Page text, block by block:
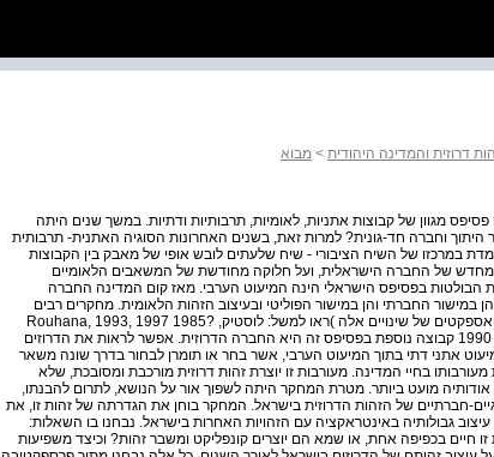
דרוזית והמדינה היהודית > מבוא
מגוון של קבוצות אתניות, לאומיות, תרבותיות ודתיות. במשך שנים היתה
היתוך וחברה חד-גונית? למרות זאת, בשנים האחרונות הסוגיה האתנית- תרבותית
במרכזו של השיח הציבורי - שיח שלעתים לובש אופי של מאבק בין הקבוצות
מחדש של החברה הישראלית, ועל חלוקה מחודשת של המשאבים הלאומיים
אחת הקבוצות הבולטות בפסיפס הישראלי הינה המיעוט הערבי. מאז קום המדינה החברה
במישור החברתי והן במישור הפוליטי ובעיצוב הזהות הלאומית. מחקרים רבים
נכתבו בנושא ובחנו את שלל האספקטים של שינויים אלה )ראו למשל: לוסטיק, ?1985 1997 ,1993 ,Rouhana
1990 ,Smooha ,2002 .(Suleiman קבוצה נוספת בפסיפס זה היא החברה הדרוזית. אפשר לראות את הדרוזים
אתני דתי בתוך המיעוט הערבי, אשר בחר או תומרן לבחור בדרך שונה משאר
בחיי המדינה. מעורבות זו יוצרת זהות דרוזית מורכבת ומסובכת, שלא
אודותיה מועט ביותר. מטרת המחקר היתה לשפוך אור על הנושא, לתרום להבנתו,
חברתיים של הזהות הדרוזית בישראל. המחקר בוחן את הגדרתה של זהות זו, את
גבולותיה באינטראקציה עם הזהויות האחרות בישראל. נבחנו בו השאלות:
חיים בכפיפה אחת, או שמא הם יוצרים קונפליקט ומשבר זהות? וכיצד משפיעות